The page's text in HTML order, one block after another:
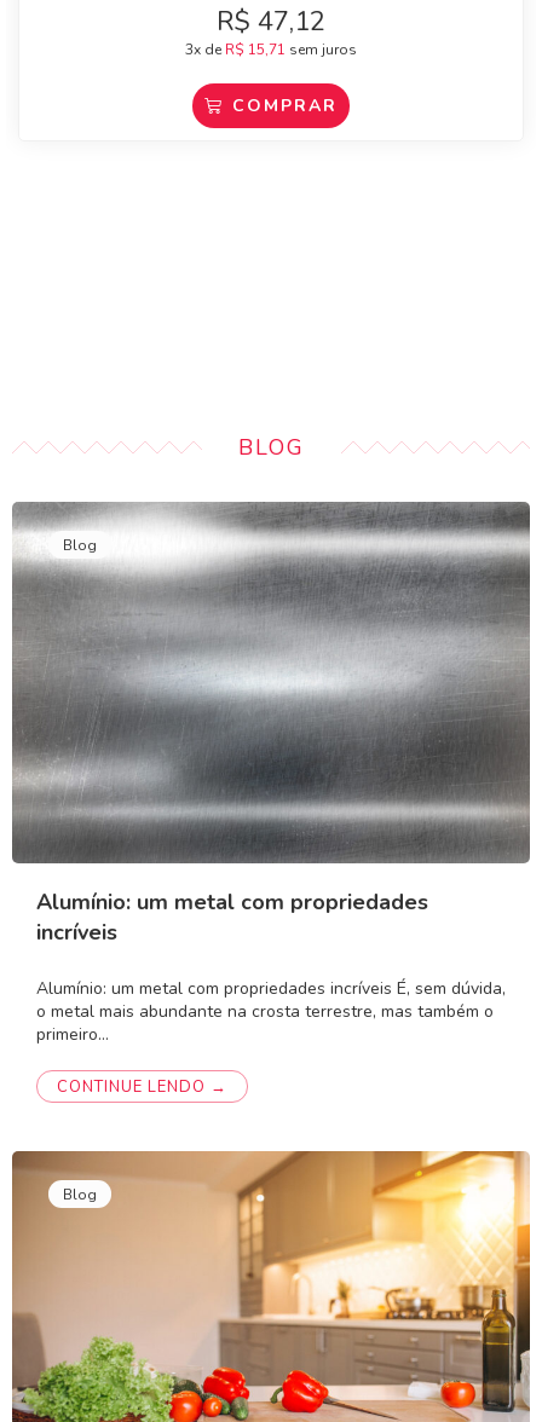
R$ 47,12
3x de R$ 15,71 sem juros
COMPRAR
BLOG
Blog
Alumínio: um metal com propriedades
incríveis
Alumínio: um metal com propriedades incríveis É, sem dúvida,
o metal mais abundante na crosta terrestre, mas também o
primeiro…
CONTINUE LENDO →
Blog